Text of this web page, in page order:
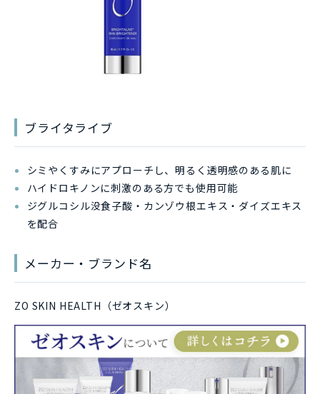
ブライタライブ
シミやくすみにアプローチし、明るく透明感のある肌に
ハイドロキノンに刺激のある方でも使用可能
ジグルコシル没食子酸・カンゾウ根エキス・ダイズエキス
を配合
メーカー・ブランド名
ZO SKIN HEALTH（ゼオスキン）